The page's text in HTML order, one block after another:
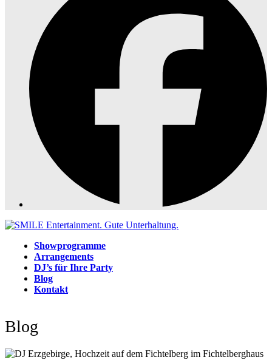
Showprogramme
Arrangements
DJ’s für Ihre Party
Blog
Kontakt
mobile
menu
mobile
menu
Blog